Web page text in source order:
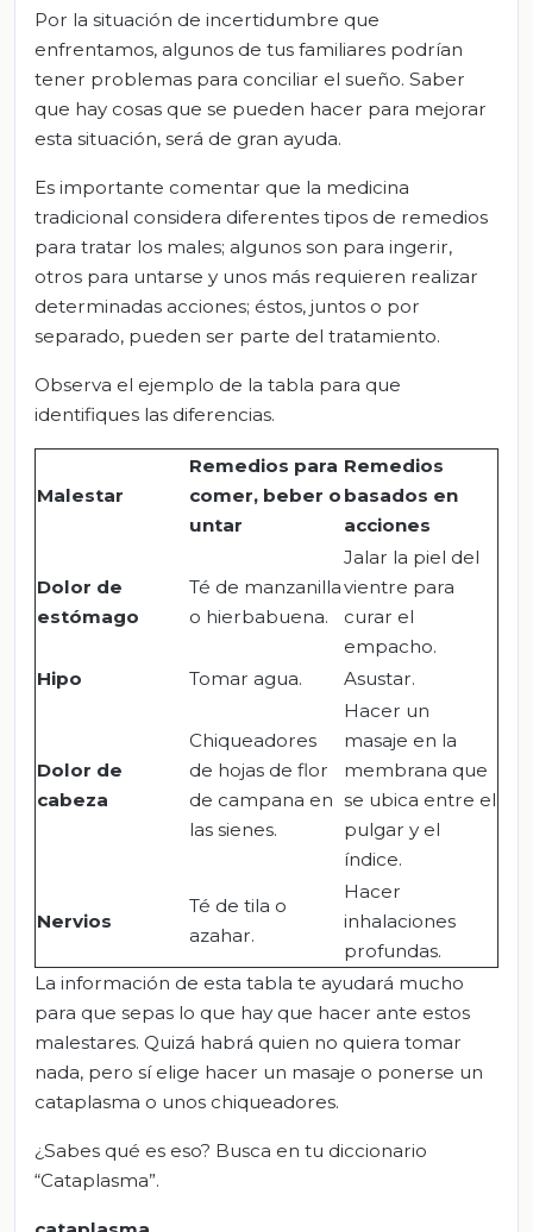
Por la situación de incertidumbre que
enfrentamos, algunos de tus familiares podrían
tener problemas para conciliar el sueño. Saber
que hay cosas que se pueden hacer para mejorar
esta situación, será de gran ayuda.
Es importante comentar que la medicina
tradicional considera diferentes tipos de remedios
para tratar los males; algunos son para ingerir,
otros para untarse y unos más requieren realizar
determinadas acciones; éstos, juntos o por
separado, pueden ser parte del tratamiento.
Observa el ejemplo de la tabla para que
identifiques las diferencias.
Malestar
Remedios para
comer, beber o
untar
Remedios
basados en
acciones
Dolor de
estómago
Té de manzanilla
o hierbabuena.
Jalar la piel del
vientre para
curar el
empacho.
Hipo
Tomar agua. Asustar.
Dolor de
cabeza
Chiqueadores
de hojas de flor
de campana en
las sienes.
Hacer un
masaje en la
membrana que
se ubica entre el
pulgar y el
índice.
Nervios
Té de tila o
azahar.
Hacer
inhalaciones
profundas.
La información de esta tabla te ayudará mucho
para que sepas lo que hay que hacer ante estos
malestares. Quizá habrá quien no quiera tomar
nada, pero sí elige hacer un masaje o ponerse un
cataplasma o unos chiqueadores.
¿Sabes qué es eso? Busca en tu diccionario
“Cataplasma”.